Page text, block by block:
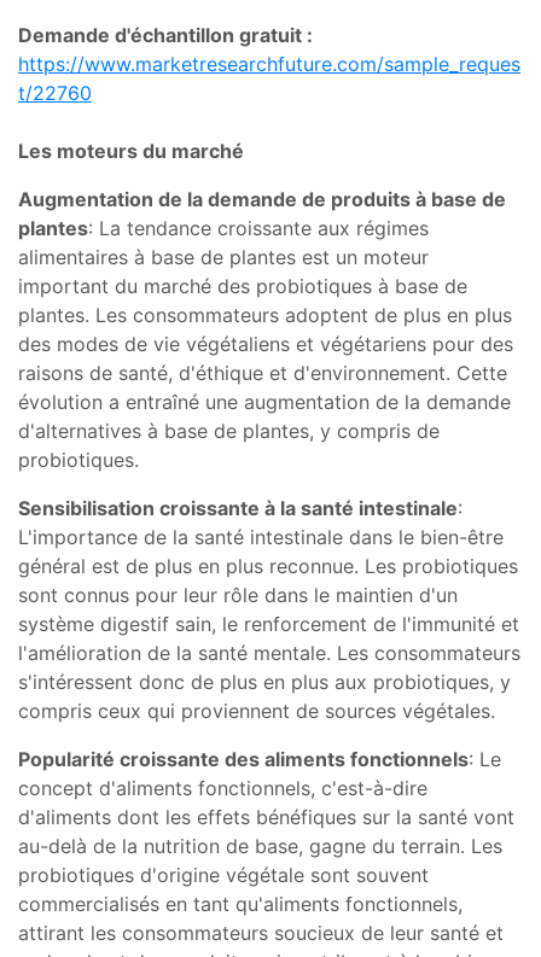
Demande d'échantillon gratuit :
https://www.marketresearchfuture.com/sample_reques
t/22760
Les moteurs du marché
Augmentation de la demande de produits à base de
plantes: La tendance croissante aux régimes
alimentaires à base de plantes est un moteur
important du marché des probiotiques à base de
plantes. Les consommateurs adoptent de plus en plus
des modes de vie végétaliens et végétariens pour des
raisons de santé, d'éthique et d'environnement. Cette
évolution a entraîné une augmentation de la demande
d'alternatives à base de plantes, y compris de
probiotiques.
Sensibilisation croissante à la santé intestinale:
L'importance de la santé intestinale dans le bien-être
général est de plus en plus reconnue. Les probiotiques
sont connus pour leur rôle dans le maintien d'un
système digestif sain, le renforcement de l'immunité et
l'amélioration de la santé mentale. Les consommateurs
s'intéressent donc de plus en plus aux probiotiques, y
compris ceux qui proviennent de sources végétales.
Popularité croissante des aliments fonctionnels: Le
concept d'aliments fonctionnels, c'est-à-dire
d'aliments dont les effets bénéfiques sur la santé vont
au-delà de la nutrition de base, gagne du terrain. Les
probiotiques d'origine végétale sont souvent
commercialisés en tant qu'aliments fonctionnels,
attirant les consommateurs soucieux de leur santé et